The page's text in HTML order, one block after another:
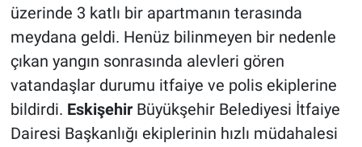
üzerinde 3 katlı bir apartmanın terasında
meydana geldi. Henüz bilinmeyen bir nedenle
çıkan yangın sonrasında alevleri gören
vatandaşlar durumu itfaiye ve polis ekiplerine
bildirdi. EskişehirBüyükşehir Belediyesi İtfaiye
Dairesi Başkanlığı ekiplerinin hızlı müdahalesi